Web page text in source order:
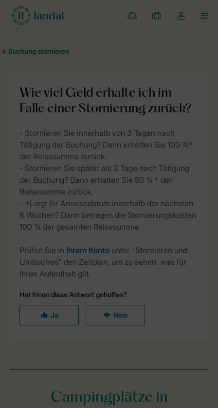
Campingplätze
Meine
Dropdown-
Campingplätze in